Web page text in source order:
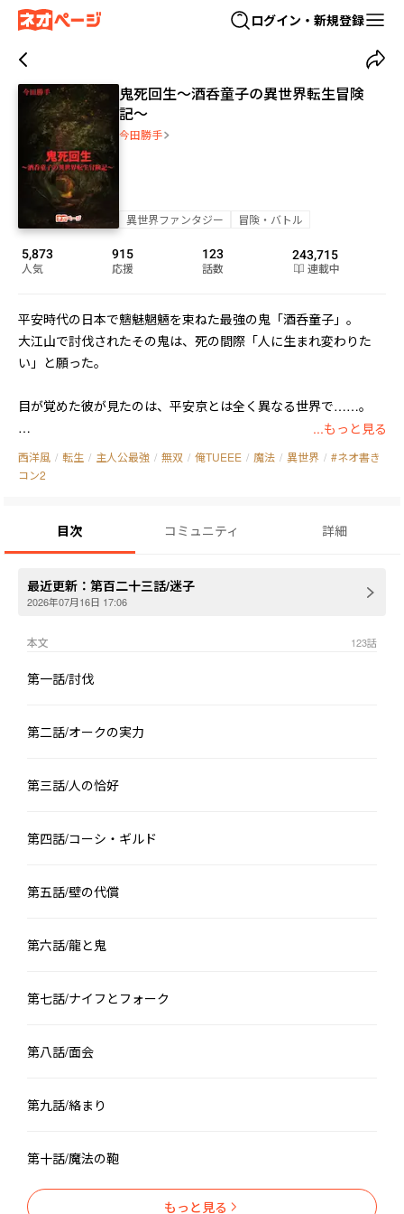
ログイン・新規登録
鬼死回生～酒呑童子の異世界転生冒険
記～
今田勝手
異世界ファンタジー 冒険・バトル
5,873
人気
915
応援
123
話数
243,715
連載中
平安時代の日本で魑魅魍魎を束ねた最強の鬼「酒呑童子」。
大江山で討伐されたその鬼は、死の間際「人に生まれ変わりた
い」と願った。
目が覚めた彼が見たのは、平安京とは全く異なる世界で……。
これは、鬼が人間を目指す更生の物語である、のかもしれない。
...もっと見る
西洋風 / 転生 / 主人公最強 / 無双 / 俺TUEEE / 魔法 / 異世界 / #ネオ書き
コン2
目次 コミュニティ 詳細
最近更新： 第百二十三話/迷子
2026年07月16日 17:06
本文 123話
第一話/討伐
第二話/オークの実力
第三話/人の恰好
第四話/コーシ・ギルド
第五話/壁の代償
第六話/龍と鬼
第七話/ナイフとフォーク
第八話/面会
第九話/絡まり
第十話/魔法の鞄
もっと見る